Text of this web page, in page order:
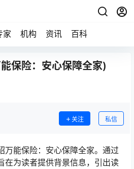
家 机构 资讯 百科
保险：安心保障全家)
关注 私信
万能保险：安心保障全家。通过
在为读者提供背景信息，引出读